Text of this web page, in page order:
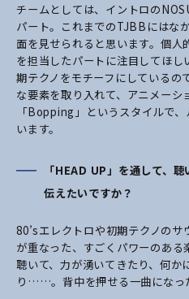
チームとしては、イントロの
パート。これまでのTJBBにはな
面を見せられると思います。個
を担当したパートに注目してほし
期テクノをモチーフにしているの
な要素を取り入れて、アニメーシ
「Bopping」というスタイルで
います。
「HEAD UP」を通して、
伝えたいですか？
80’sエレクトロや初期テクノの
が重なった、すごくパワーのある
聴いて、力が湧いてきたり、何か
り……。背中を押せる一曲になっ